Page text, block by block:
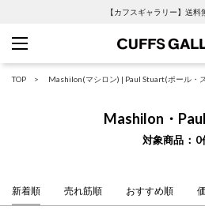
【カフスギャラリー】送料
TOP Mashilon(マシロン) | Paul Stuart(ポール・
Mashilon・
対象商品 0
新着順 売れ筋順 おすすめ順